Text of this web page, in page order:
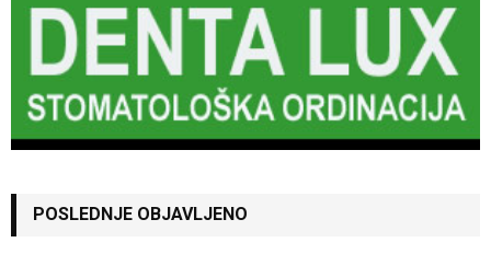
POSLEDNJE OBJAVLJENO